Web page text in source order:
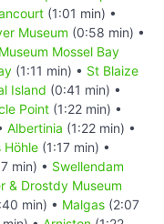
(1:01 min) •
Museum (0:58 min) •
Mossel Bay
(1:11 min) • St Blaize
Island (0:41 min) •
Point (1:22 min) •
Albertinia (1:22 min) •
Höhle (1:17 min) •
min) • Swellendam
& Drostdy Museum
min) • Malgas (2:07